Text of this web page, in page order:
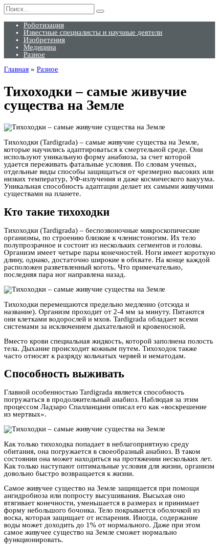
Перейти
к
содержанию
Search
for:
Роботизация
Известные специалисты и научные деятели
Изобретения
Медицина
Разное
Главная » Разное
Тихоходки – самые живучие
существа на Земле
Тихоходки (Tardigrada) – самые живучие существа на Земле,
которые научились адаптироваться к смертельной среде. Они
используют уникальную форму анабиоза, за счет которой
удается переживать фатальные условия. По словам ученых,
отдельные виды способы защищаться от чрезмерно высоких или
низких температур, УФ-излучения и даже космического вакуума.
Уникальная способность адаптации делает их самыми живучими
существами на планете.
Кто такие тихоходки
Тихоходки (Tardigrada) – беспозвоночные микроскопические
организмы, по строению близкие к членистоногим. Их тело
полупрозрачное и состоит из нескольких сегментов и головы.
Организм имеет четыре пары конечностей. Ноги имеет короткую
длину, однако, достаточно широкие в обхвате. На конце каждой
расположен разветвленный коготь. Что примечательно,
последняя пара ног направлена назад.
Тихоходки перемещаются предельно медленно (отсюда и
название). Организм проходит от 2-4 мм за минуту. Питаются
они клетками водорослей и мхов. Tardigrada обладает всеми
системами за исключением дыхательной и кровеносной.
Вместо крови специальная жидкость, которой заполнена полость
тела. Дыхание происходит кожным путем. Тихоходок также
часто относят к разряду кольчатых червей и нематодам.
Способность выживать
Главной особенностью Tardigrada является способность
погружаться в продолжительный анабиоз. Наблюдая за этим
процессом Ладзаро Спалланцани описал его как «воскрешение
из мертвых».
Как только тихоходка попадает в неблагоприятную среду
обитания, она погружается в своеобразный анабиоз. В таком
состоянии она может находиться на протяжении нескольких лет.
Как только наступают оптимальные условия для жизни, организм
довольно быстро возвращается к жизни.
Самое живучее существо на Земле защищается при помощи
ангидробиоза или попросту высушивания. Высыхая оно
втягивает конечности, уменьшается в размерах и принимает
форму небольшого бочонка. Тело покрывается оболочкой из
воска, которая защищает от испарения. Иногда, содержание
воды может доходить до 1% от нормального. Даже при этом
самое живучее существо на Земле сможет нормально
функционировать.